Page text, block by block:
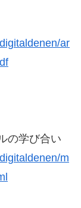
ar
の学び合い
m